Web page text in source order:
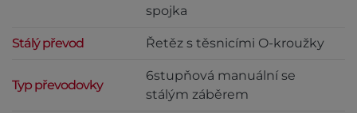
spojka
Stálý převod Řetěz s těsnicími O-kroužky
Typ převodovky
6stupňová manuální se
stálým záběrem